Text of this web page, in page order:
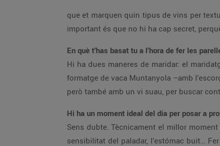
que et marquen quin tipus de vins per
important és que no hi ha cap secret,
En què t’has basat tu a l’hora de fer les
Hi ha dues maneres de maridar: el
formatge de vaca Muntanyola –amb
però també amb un vi suau, per buscar
Hi ha un moment ideal del dia per posar a
Sens dubte. Tècnicament el millor
sensibilitat del paladar, l’estómac buit…